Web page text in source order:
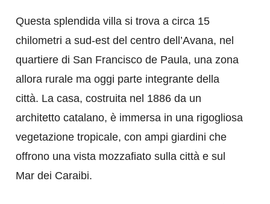
Questa splendida villa si trova a circa 15
chilometri a sud-est del centro dell’Avana, nel
quartiere di San Francisco de Paula, una zona
allora rurale ma oggi parte integrante della
città. La casa, costruita nel 1886 da un
architetto catalano, è immersa in una rigogliosa
vegetazione tropicale, con ampi giardini che
offrono una vista mozzafiato sulla città e sul
Mar dei Caraibi.